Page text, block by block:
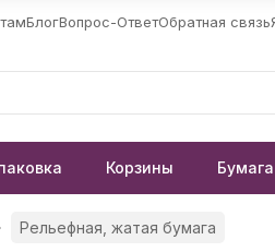
БлогВопрос-ОтветОбратная связь
Корзины Бумага
Рельефная, жатая бумага